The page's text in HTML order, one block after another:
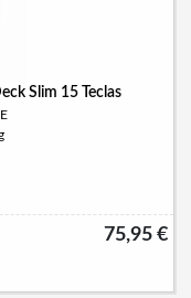
Slim 15 Teclas
75,95 €